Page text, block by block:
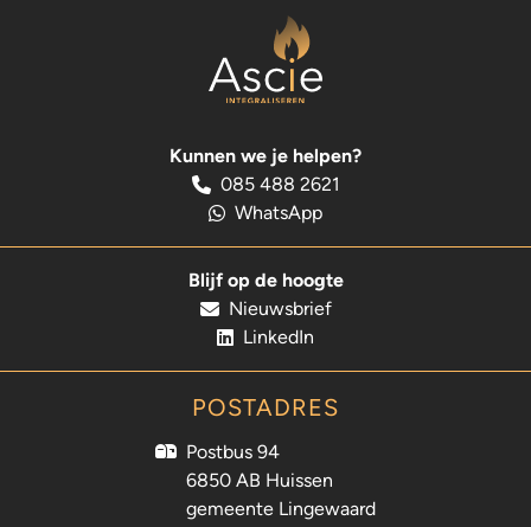
Blijf op de hoogte
Nieuwsbrief
LinkedIn
Kunnen we je helpen?
085 488 2621
WhatsApp
POSTADRES
Postbus 94
6850 AB Huissen
gemeente Lingewaard